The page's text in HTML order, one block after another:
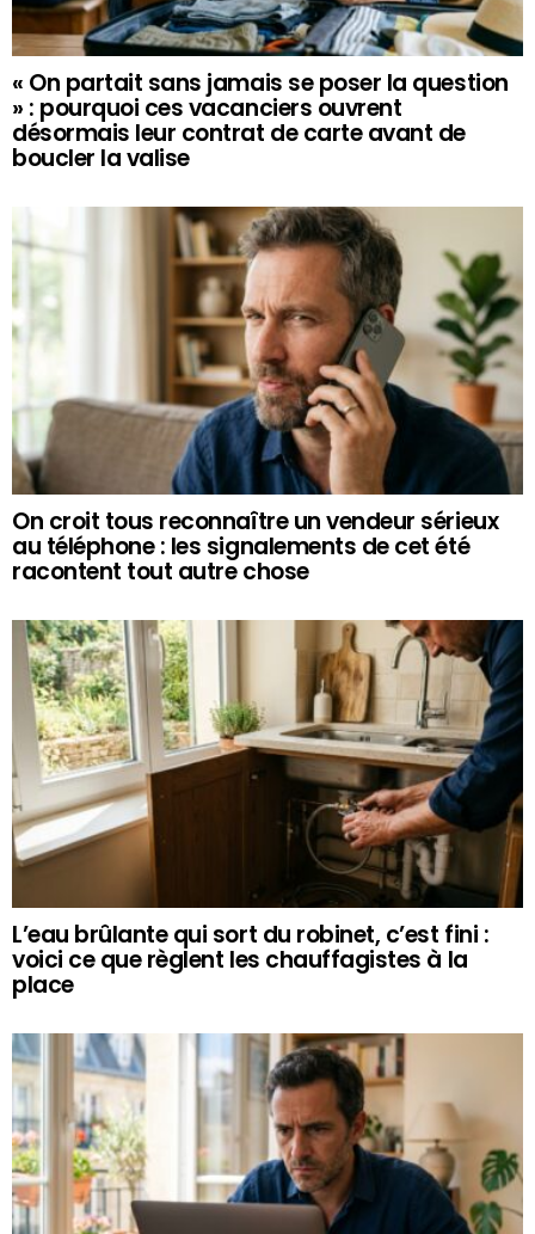
« On partait sans jamais se poser la question
» : pourquoi ces vacanciers ouvrent
désormais leur contrat de carte avant de
boucler la valise
On croit tous reconnaître un vendeur sérieux
au téléphone : les signalements de cet été
racontent tout autre chose
L’eau brûlante qui sort du robinet, c’est fini :
voici ce que règlent les chauffagistes à la
place